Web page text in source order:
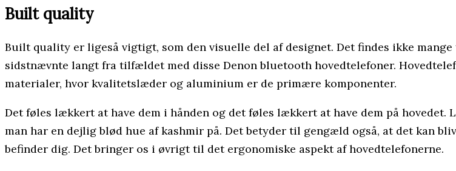
Built quality
Built quality er ligeså vigtigt, som den visuelle del af designet. Det findes ikke
sidstnævnte langt fra tilfældet med disse Denon bluetooth hovedtelefoner.
materialer, hvor kvalitetslæder og aluminium er de primære komponenter.
Det føles lækkert at have dem i hånden og det føles lækkert at have dem på
man har en dejlig blød hue af kashmir på. Det betyder til gengæld også, at det kan
befinder dig. Det bringer os i øvrigt til det ergonomiske aspekt af hovedtelefonerne.